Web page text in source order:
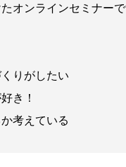
オンラインセミナー
りがしたい
き！
考えている